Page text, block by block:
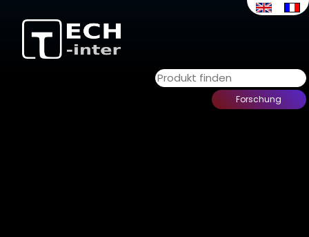
KALIBRIERUNGSKITS
Zuhause